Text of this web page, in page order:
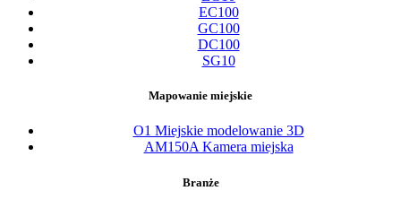
EC100
GC100
DC100
SG10
Mapowanie miejskie
O1 Miejskie modelowanie 3D
AM150A Kamera miejska
Branże